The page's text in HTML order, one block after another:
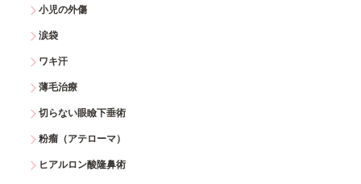
小児の外傷
涙袋
ワキ汗
薄毛治療
切らない眼瞼下垂術
粉瘤（アテローマ）
ヒアルロン酸隆鼻術